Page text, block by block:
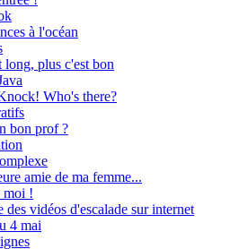
à l'océan
long, plus c'est bon
Who's there?
bon prof ?
amie de ma femme...
moi !
des vidéos d'escalade sur internet
4 mai